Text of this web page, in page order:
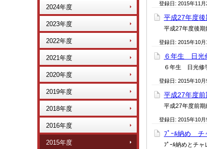
2024年度
2023年度
2022年度
2021年度
2020年度
2019年度
2018年度
2016年度
2015年度
登録日: 2015年11月
平成27年度
平成27年度後期
登録日: 2015年10月
６年生 日光
６年生 日光修
登録日: 2015年10月
平成27年度
平成27年度前期
登録日: 2015年10月
ﾌﾟｰﾙ納め チ
ﾌﾟｰﾙ納めとチ